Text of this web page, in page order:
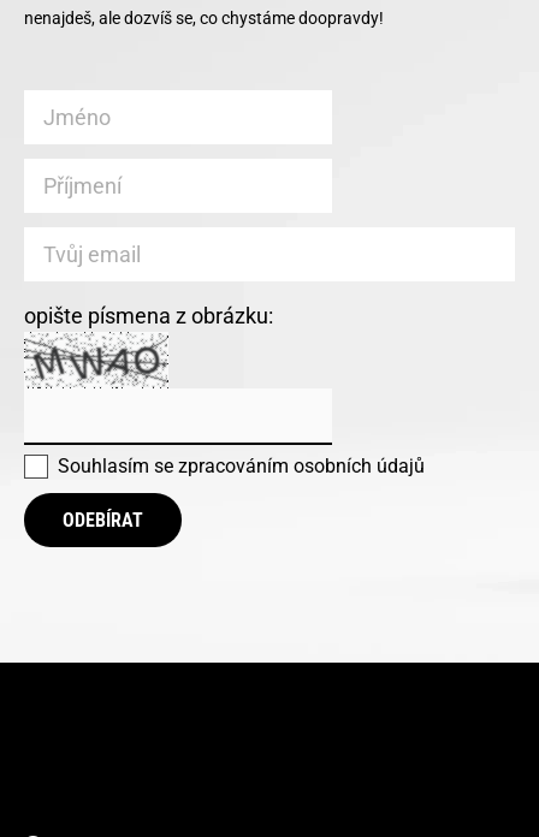
nenajdeš, ale dozvíš se, co chystáme doopravdy!
opište písmena z obrázku:
Souhlasím se zpracováním osobních údajů
ODEBÍRAT